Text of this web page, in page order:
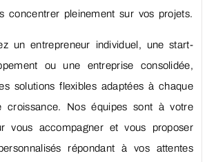
concentrer pleinement sur vos projets.
un entrepreneur individuel, une start-
ou une entreprise consolidée,
solutions flexibles adaptées à chaque
croissance. Nos équipes sont à votre
vous accompagner et vous proposer
répondant à vos attentes